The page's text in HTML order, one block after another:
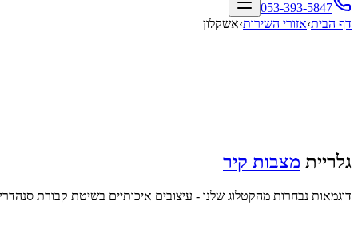
053-393-5847
דף הבית›אזורי השירות›אשקלון
גלריית מצבות קיר
דוגמאות נבחרות מהקטלוג שלנו - עיצובים איכותיים בשיטת קבורת